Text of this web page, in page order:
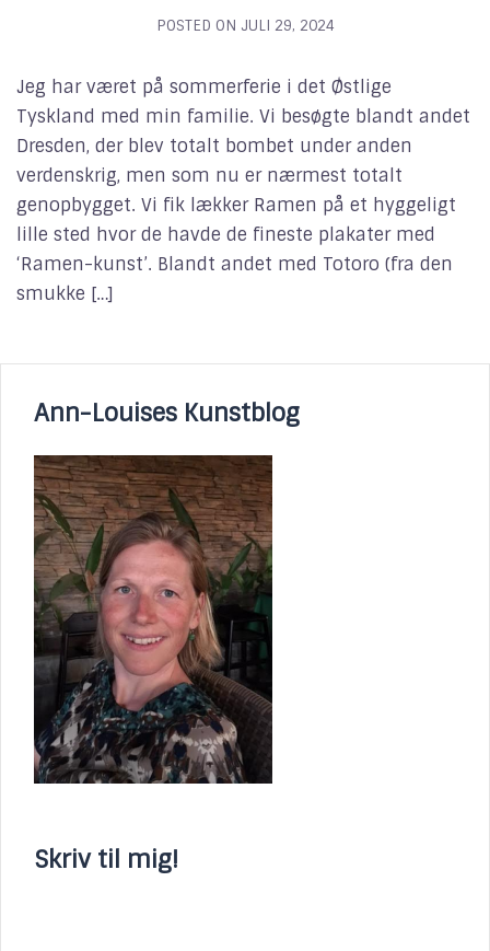
POSTED ON JULI 29, 2024
Jeg har været på sommerferie i det Østlige
Tyskland med min familie. Vi besøgte blandt andet
Dresden, der blev totalt bombet under anden
verdenskrig, men som nu er nærmest totalt
genopbygget. Vi fik lækker Ramen på et hyggeligt
lille sted hvor de havde de fineste plakater med
‘Ramen-kunst’. Blandt andet med Totoro (fra den
smukke […]
Ann-Louises Kunstblog
Skriv til mig!